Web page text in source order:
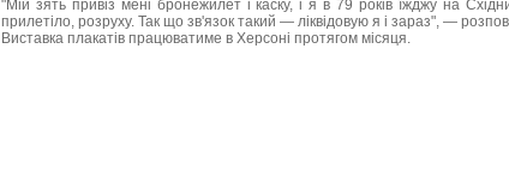
"Мій зять привіз мені бронежилет і каску, і я в 79 років їжджу на
прилетіло, розруху. Так що зв'язок такий — ліквідовую я і зараз", —
Виставка плакатів працюватиме в Херсоні протягом місяця.